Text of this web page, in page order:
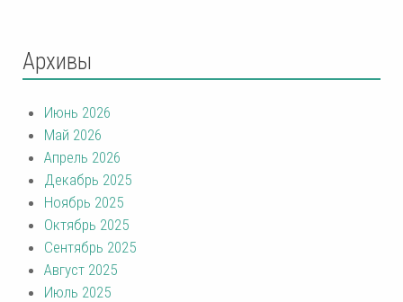
Архивы
Июнь 2026
Май 2026
Апрель 2026
Декабрь 2025
Ноябрь 2025
Октябрь 2025
Сентябрь 2025
Август 2025
Июль 2025